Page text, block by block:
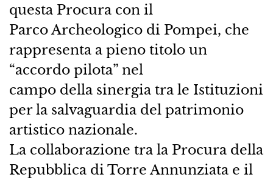
questa Procura con il
Parco Archeologico di Pompei, che
rappresenta a pieno titolo un
“accordo pilota” nel
campo della sinergia tra le Istituzioni
per la salvaguardia del patrimonio
artistico nazionale.
La collaborazione tra la Procura della
Repubblica di Torre Annunziata e il